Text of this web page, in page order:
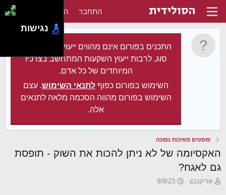
התחבר הירשם
התכנים בפורום אינם מהווים ייעוץ מקצועי מכל
סוג, לרבות ייעוץ השקעות המתחשב בצרכיו
המיוחדים של כל אדם.
השימוש בפורום כפוף לתנאי השימוש. עצם
השימוש בפורום מהווה הסכמה מלאה לתנאים
אלה.
פוסטים מאיכות נמוכה
האקסיומה של לא ניתן להכות את השוק - תופסת
גם לאגח?
פ
אריקנבון
פ
9/8/23
נגישות